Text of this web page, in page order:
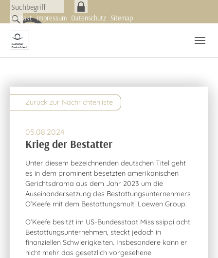
Skip to main navigation
Zum Hauptinhalt springen
Skip to page footer
Kontakt Impressum Datenschutz Sitemap
Zurück zur Nachrichtenliste
05.08.2024
Krieg der Bestatter
Unter diesem bezeichnenden deutschen Titel geht
es in dem prominent besetzten amerikanischen
Gerichtsdrama aus dem Jahr 2023 um die
Auseinandersetzung des Bestattungsunternehmers
O’Keefe mit dem Bestattungsmulti Loewen Group.
O’Keefe besitzt im US-Bundesstaat Mississippi acht
Bestattungsunternehmen, steckt jedoch in
finanziellen Schwierigkeiten. Insbesondere kann er
nicht mehr das gesetzlich vorgesehene